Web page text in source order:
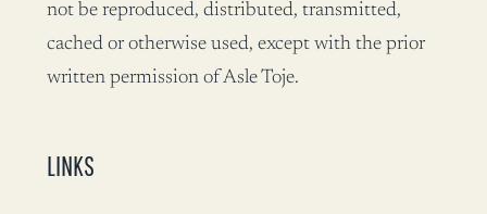
not be reproduced, distributed, transmitted,
cached or otherwise used, except with the prior
written permission of Asle Toje.
LINKS